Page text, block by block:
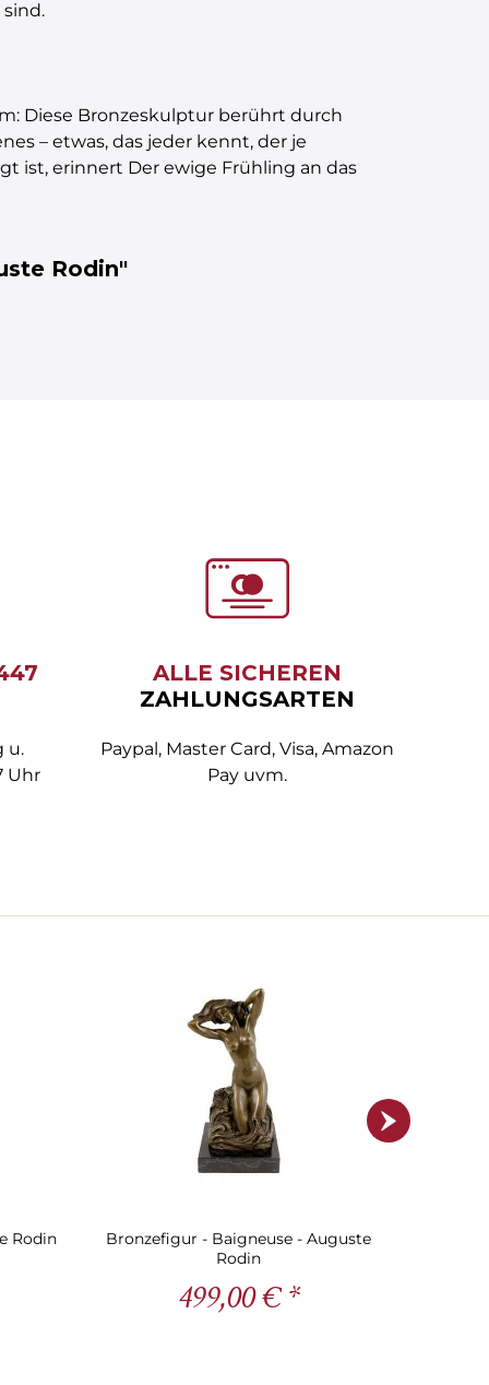
Diese Bronzeskulptur berührt durch
– etwas, das jeder kennt, der je
ist, erinnert Der ewige Frühling an das
Rodin"
u.
Uhr
ALLE SICHEREN
ZAHLUNGSARTEN
Paypal, Master Card, Visa, Amazon
Pay uvm.
Rodin
Bronzefigur - Baigneuse - Auguste
Rodin
499,00 € *